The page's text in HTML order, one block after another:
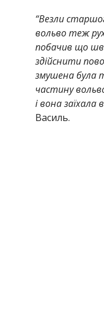
“Везли
вольво теж
побачив що
здійснити
змушена була
частину
і вона заїхала
Василь.